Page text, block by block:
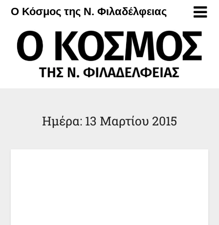
Μετάβαση
περιεχόμενο
Ο Κόσμος της Ν. Φιλαδέλφειας
Ημέρα: 13 Μαρτίου 2015